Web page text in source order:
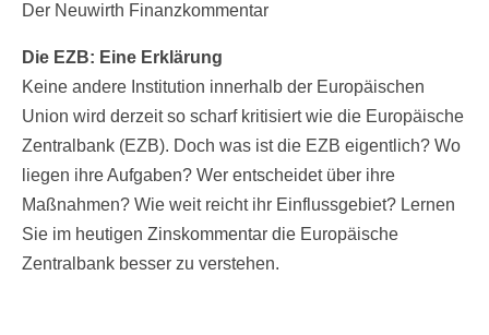
Der Neuwirth Finanzkommentar
Die EZB: Eine Erklärung
Keine andere Institution innerhalb der Europäischen
Union wird derzeit so scharf kritisiert wie die Europäische
Zentralbank (EZB). Doch was ist die EZB eigentlich? Wo
liegen ihre Aufgaben? Wer entscheidet über ihre
Maßnahmen? Wie weit reicht ihr Einflussgebiet? Lernen
Sie im heutigen Zinskommentar die Europäische
Zentralbank besser zu verstehen.